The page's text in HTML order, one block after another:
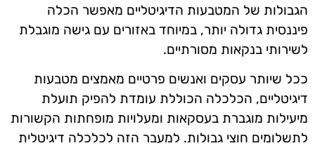
הגבולות של המטבעות הדיגיטליים מאפשר הכלה
פיננסית גדולה יותר, במיוחד באזורים עם גישה מוגבלת
לשירותי בנקאות מסורתיים.
ככל שיותר עסקים ואנשים פרטיים מאמצים מטבעות
דיגיטליים, הכלכלה הכוללת עומדת להפיק תועלת
מיעילות מוגברת בעסקאות ומעלויות מופחתות הקשורות
לתשלומים חוצי גבולות. למעבר הזה לכלכלה דיגיטלית